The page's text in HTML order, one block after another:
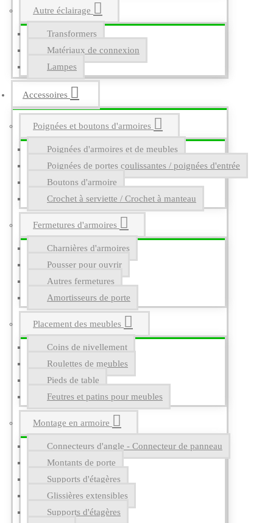
Autre éclairage
Transformers
Matériaux de connexion
Lampes
Accessoires
Poignées et boutons d'armoires
Poignées d'armoires et de meubles
Poignées de portes coulissantes / poignées d'entrée
Boutons d'armoire
Crochet à serviette / Crochet à manteau
Fermetures d'armoires
Charnières d'armoires
Pousser pour ouvrir
Autres fermetures
Amortisseurs de porte
Placement des meubles
Coins de nivellement
Roulettes de meubles
Pieds de table
Feutres et patins pour meubles
Montage en armoire
Connecteurs d'angle - Connecteur de panneau
Montants de porte
Supports d'étagères
Glissières extensibles
Supports d'étagères